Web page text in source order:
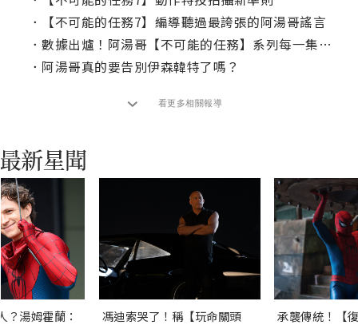
．
【不可能的任務7】編導聽過最誇張的阿湯哥謠言
． 數據出爐！阿湯哥【不可能的任務】系列每一集奔跑時間
． 阿湯哥真的要告別伊森韓特了嗎？
看更多相關報導
？湯姆霍蘭：
馮迪索哭了！稱【玩命關頭
承襲傳統！【